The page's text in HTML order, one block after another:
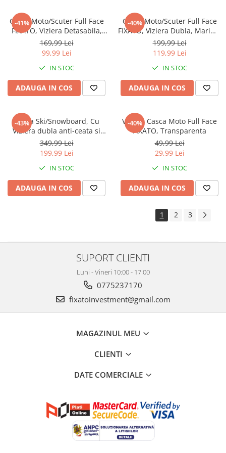
-41%
Casca Moto/Scuter Full Face
FIXATO, Viziera Detasabila,
Marime Universala 59-62cm,
Gri
169,99 Lei
99,99 Lei
IN STOC
ADAUGA IN COS
-40%
Casca Moto/Scuter Full Face
FIXATO, Viziera Dubla, Marime
Universala 59-62cm, Rosu
199,99 Lei
119,99 Lei
IN STOC
ADAUGA IN COS
-43%
Casca Ski/Snowboard, Cu
Viziera dubla anti-ceata si
anti-UV, FIXATO, Dimensiune
reglabila, Circumferinta 58-
62, Verde
349,99 Lei
199,99 Lei
IN STOC
ADAUGA IN COS
-40%
Viziera Casca Moto Full Face
FIXATO, Transparenta
49,99 Lei
29,99 Lei
IN STOC
ADAUGA IN COS
1 2 3
SUPORT CLIENTI
Luni - Vineri 10:00 - 17:00
0775237170
fixatoinvestment@gmail.com
MAGAZINUL MEU
CLIENTI
DATE COMERCIALE